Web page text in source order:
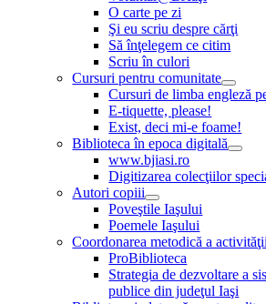
O carte pe zi
Şi eu scriu despre cărţi
Să înţelegem ce citim
Scriu în culori
Cursuri pentru comunitate
Cursuri de limba engleză
E-tiquette, please!
Exist, deci mi-e foame!
Biblioteca în epoca digitală
www.bjiasi.ro
Digitizarea colecţiilor
Autori copiii
Poveştile Iaşului
Poemele Iaşului
Coordonarea metodică a
ProBiblioteca
Strategia de dezvoltare a
publice din judeţul Iaşi